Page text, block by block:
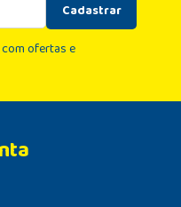
Cadastrar
ofertas e